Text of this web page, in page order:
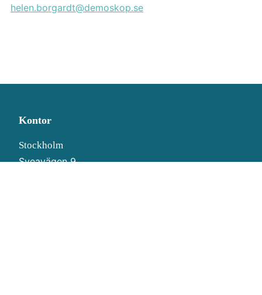
helen.borgardt@demoskop.se
Kontor
Stockholm
Sveavägen 9